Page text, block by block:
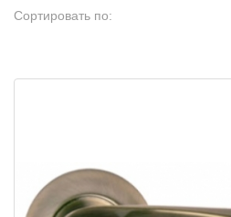
Сортировать по: